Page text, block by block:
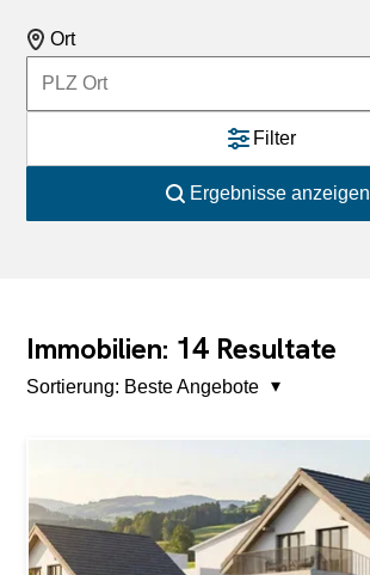
Ort
Filter
Ergebnisse anzeigen
Immobilien: 14 Resultate
Sortierung: Beste Angebote